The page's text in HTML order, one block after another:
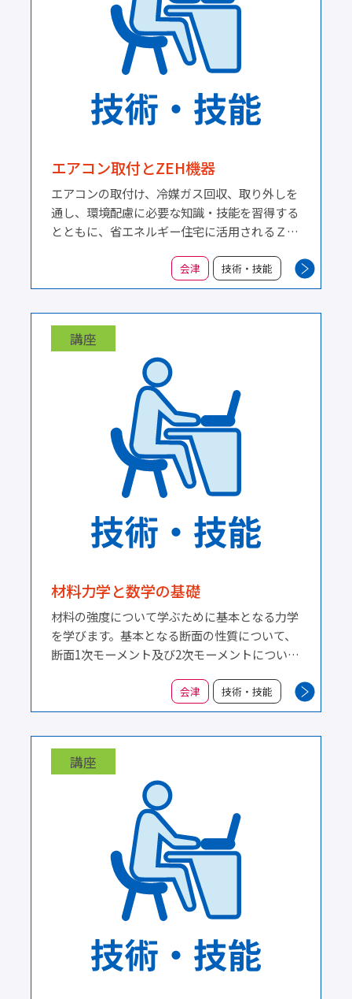
エアコン取付とZEH機器
エアコンの取付け、冷媒ガス回収、取り外しを
通し、環境配慮に必要な知識・技能を習得する
とともに、省エネルギー住宅に活用されるＺＥ
会津 技術・技能
講座
材料力学と数学の基礎
材料の強度について学ぶために基本となる力学
を学びます。基本となる断面の性質について、
断面1次モーメント及び2次モーメントについて
での数学内容から、数理的解釈を説明します。
応力、ひずみ等の物理的解釈と数理的解釈の整
会津 技術・技能
講座